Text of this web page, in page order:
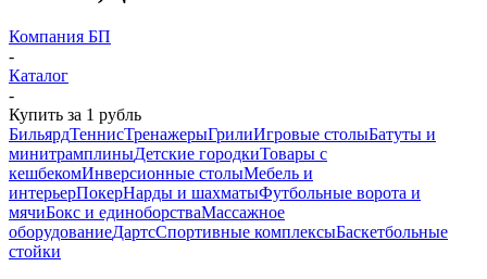
Компания БП
-
Каталог
-
Купить за 1 рубль
БильярдТеннисТренажерыГрилиИгровые столыБатуты и
минитрамплиныДетские городкиТовары с
кешбекомИнверсионные столыМебель и
интерьерПокерНарды и шахматыФутбольные ворота и
мячиБокс и единоборстваМассажное
оборудованиеДартсСпортивные комплексыБаскетбольные
стойки